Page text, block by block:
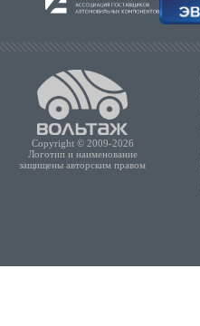
Copyright © 2009-2026
Логотип и наименование
защищены авторским правом